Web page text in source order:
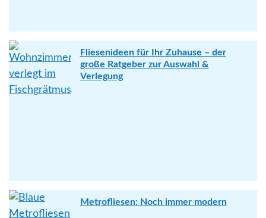
Fliesenideen für Ihr Zuhause – der
große Ratgeber zur Auswahl &
Verlegung
Metrofliesen: Noch immer modern